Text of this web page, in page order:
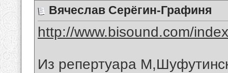
Вячеслав Серёгин-Графиня
http://www.bisound.com/
Из репертуара